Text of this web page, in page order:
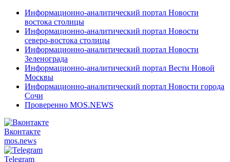
Информационно-аналитический портал Новости
востока столицы
Информационно-аналитический портал Новости
северо-востока столицы
Информационно-аналитический портал Новости
Зеленограда
Информационно-аналитический портал Вести Новой
Москвы
Информационно-аналитический портал Новости города
Сочи
Проверенно MOS.NEWS
Вконтакте
mos.news
Telegram